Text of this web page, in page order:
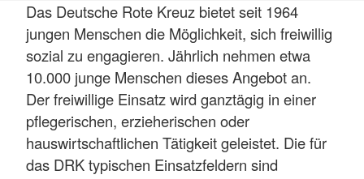
Das Deutsche Rote Kreuz bietet seit 1964
jungen Menschen die Möglichkeit, sich freiwillig
sozial zu engagieren. Jährlich nehmen etwa
10.000 junge Menschen dieses Angebot an.
Der freiwillige Einsatz wird ganztägig in einer
pflegerischen, erzieherischen oder
hauswirtschaftlichen Tätigkeit geleistet. Die für
das DRK typischen Einsatzfeldern sind